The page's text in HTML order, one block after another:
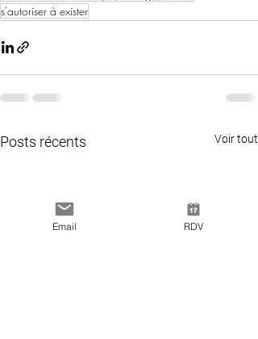
s'autoriser à exister
Posts récents Voir tout
Email RDV